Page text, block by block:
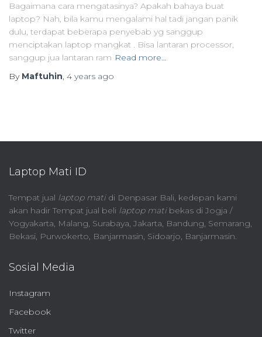
Bagaimana cara mengatasinya? Apakah bahaya buat
laptop? Nah, bila kamu mengalami hal tadi jangan panik
dulu, terdapat beberapa penyebab yg sanggup
menciptakan laptop mangkat . Bisa lantaran processor,
sanggup jua lantaran ram Read more…
By Maftuhin, 4 years ago
Laptop Mati ID
Tempat jual laptop matidi Denpasar Bali, kedepan kami
akan hadir Tempat jual beli laptop matibekas di Jogja /
Yogyakarta, Malang, Surabaya, Jakarta, Bandung, Semarang,
Bekasi, Purwokerto, Banjarmasin, Sidoarjo, Banjarmasin.
Sosial Media
Instagram
Facebook
Twitter